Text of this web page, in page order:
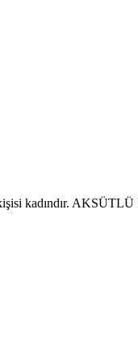
kadındır.